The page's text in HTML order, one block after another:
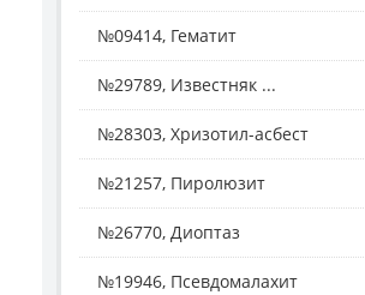
№09414, Гематит
№29789, Известняк ...
№28303, Хризотил-асбест
№21257, Пиролюзит
№26770, Диоптаз
№19946, Псевдомалахит